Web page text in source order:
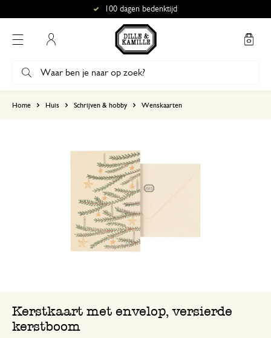
100 dagen bedenktijd
Home Huis Schrijven & hobby Wenskaarten
Kerstkaart met envelop, versierde
kerstboom